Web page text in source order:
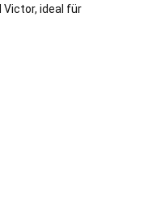
Victor, ideal für